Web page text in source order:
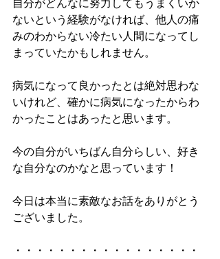
自分がどんなに努力してもうまくいか
ないという経験がなければ、他人の痛
みのわからない冷たい人間になってし
まっていたかもしれません。
病気になって良かったとは絶対思わな
いけれど、確かに病気になったからわ
かったことはあったと思います。
今の自分がいちばん自分らしい、好き
な自分なのかなと思っています！
今日は本当に素敵なお話をありがとう
ございました。
・・・・・・・・・・・・・・・・・